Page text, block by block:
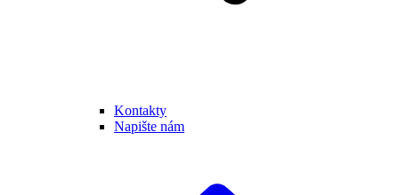
Kontakty
Napište nám